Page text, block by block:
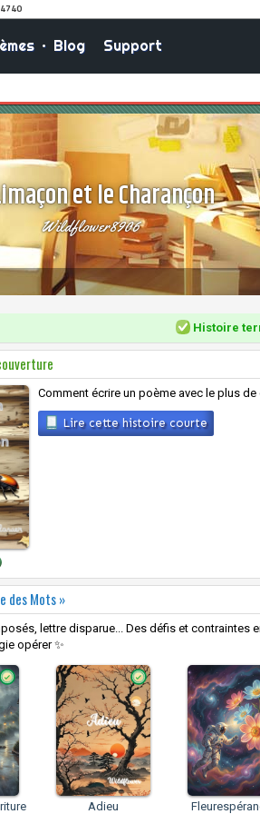
• Blog Support
et le Charançon
Wildflower8906
Histoire
Comment écrire un poème avec le plus
Lire cette histoire courte
des Mots »
lettre disparue... Des défis et contraintes
opérer ✨
Adieu